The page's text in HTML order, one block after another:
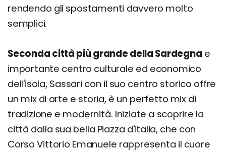
rendendo gli spostamenti davvero molto
semplici.
Seconda città più grande della Sardegna e
importante centro culturale ed economico
dell'isola, Sassari con il suo centro storico offre
un mix di arte e storia, è un perfetto mix di
tradizione e modernità. Iniziate a scoprire la
città dalla sua bella Piazza d'Italia, che con
Corso Vittorio Emanuele rappresenta il cuore